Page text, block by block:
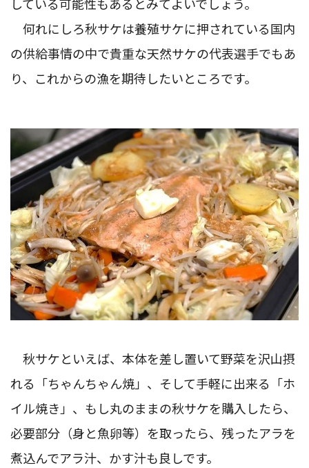
何れにしろ秋サケは養殖サケに押されている国内
の供給事情の中で貴重な天然サケの代表選手でもあ
り、これからの漁を期待したいところです。
秋サケといえば、本体を差し置いて野菜を沢山摂
れる「ちゃんちゃん焼」、そして手軽に出来る「ホ
イル焼き」、もし丸のままの秋サケを購入したら、
必要部分（身と魚卵等）を取ったら、残ったアラを
煮込んでアラ汁、かす汁も良しです。